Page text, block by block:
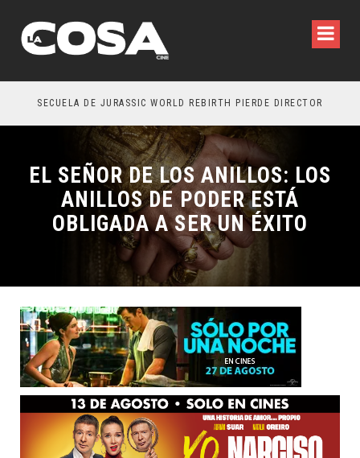
SECUELA DE JURASSIC WORLD REBIRTH PIERDE DIRECTOR
EL SEÑOR DE LOS ANILLOS: LOS
ANILLOS DE PODER ESTÁ
OBLIGADA A SER UN ÉXITO